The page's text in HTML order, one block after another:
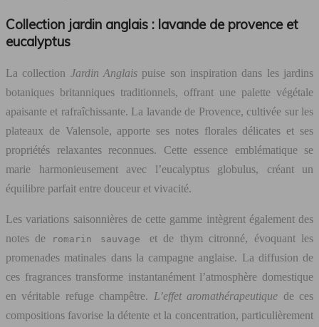
Collection jardin anglais : lavande de provence et
eucalyptus
La collection Jardin Anglais puise son inspiration dans les jardins
botaniques britanniques traditionnels, offrant une palette végétale
apaisante et rafraîchissante. La lavande de Provence, cultivée sur les
plateaux de Valensole, apporte ses notes florales délicates et ses
propriétés relaxantes reconnues. Cette essence emblématique se
marie harmonieusement avec l’eucalyptus globulus, créant un
équilibre parfait entre douceur et vivacité.
Les variations saisonnières de cette gamme intègrent également des
notes de
romarin sauvage et de thym citronné, évoquant les
promenades matinales dans la campagne anglaise. La diffusion de
ces fragrances transforme instantanément l’atmosphère domestique
en véritable refuge champêtre. L’effet aromathérapeutique de ces
compositions favorise la détente et la concentration, particulièrement